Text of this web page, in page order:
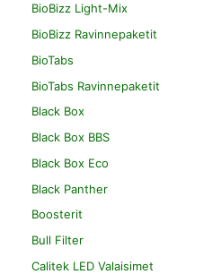
BioBizz Light-Mix
BioBizz Ravinnepaketit
BioTabs
BioTabs Ravinnepaketit
Black Box
Black Box BBS
Black Box Eco
Black Panther
Boosterit
Bull Filter
Calitek LED Valaisimet